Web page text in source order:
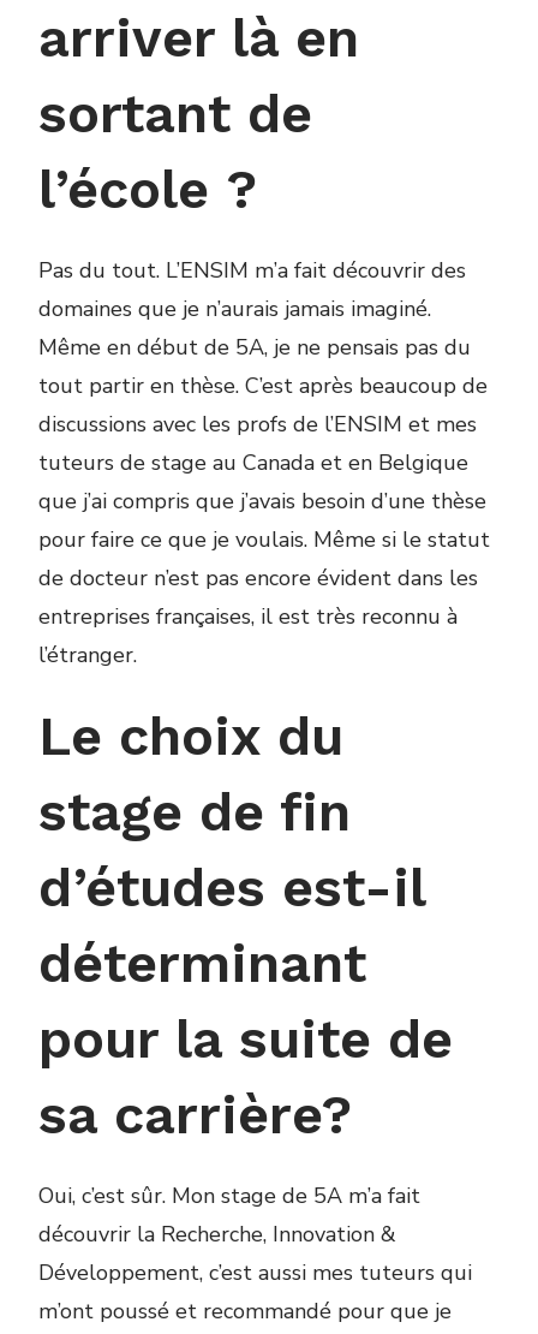
arriver là en
sortant de
l’école ?
Pas du tout. L’ENSIM m’a fait découvrir des
domaines que je n’aurais jamais imaginé.
Même en début de 5A, je ne pensais pas du
tout partir en thèse. C’est après beaucoup de
discussions avec les profs de l’ENSIM et mes
tuteurs de stage au Canada et en Belgique
que j’ai compris que j’avais besoin d’une thèse
pour faire ce que je voulais. Même si le statut
de docteur n’est pas encore évident dans les
entreprises françaises, il est très reconnu à
l’étranger.
Le choix du
stage de fin
d’études est-il
déterminant
pour la suite de
sa carrière?
Oui, c’est sûr. Mon stage de 5A m’a fait
découvrir la Recherche, Innovation &
Développement, c’est aussi mes tuteurs qui
m’ont poussé et recommandé pour que je